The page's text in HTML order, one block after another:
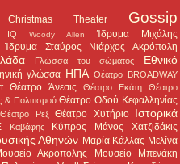
Christmas Theater Gossip
IQ Woody Allen
Ίδρυμα Μιχάλης
Ίδρυμα Σταύρος Νιάρχος Ακρόπολη
Γλώσσα του σώματος
Εθνικό
γλώσσα ΗΠΑ Θέατρο BROADWAY
Θέατρο Άνεσις Θέατρο Εκάτη
Θέατρο
Πολιτισμού Θέατρο Οδού Κεφαλληνίας
Θέατρο Ρεξ Θέατρο Χυτήριο Ιστορικά
Καβάφης Κύπρος Μάνος Χατζιδάκις
Αθηνών Μαρία Κάλλας Μελίνα
Ακρόπολης
Μουσείο Μπενάκη